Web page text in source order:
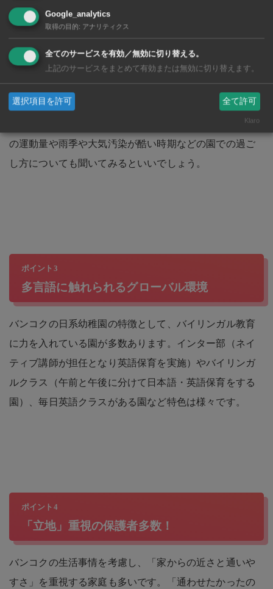
ポイント2
運動不足になりがちなタイ生活
タイは日本と違って気軽に行ける公園が少なく、天候に
左右され外遊びができないことも多いです。園選びの際
には、園庭や室内にも体を動かせる環境があるか、日々
の運動量や雨季や大気汚染が酷い時期などの園での過ご
し方についても聞いてみるといいでしょう。
ポイント3
多言語に触れられるグローバル環境
バンコクの日系幼稚園の特徴として、バイリンガル教育
に力を入れている園が多数あります。インター部（ネイ
ティブ講師が担任となり英語保育を実施）やバイリンガ
ルクラス（午前と午後に分けて日本語・英語保育をする
園）、毎日英語クラスがある園など特色は様々です。
ポイント4
「立地」重視の保護者多数！
バンコクの生活事情を考慮し、「家からの近さと通いや
すさ」を重視する家庭も多いです。「通わせたかったの
Google_analytics
取得の目的: アナリティクス
全てのサービスを有効／無効に切り替える。
上記のサービスをまとめて有効または無効に切り替えます。
選択項目を許可 全て許可
Klaro